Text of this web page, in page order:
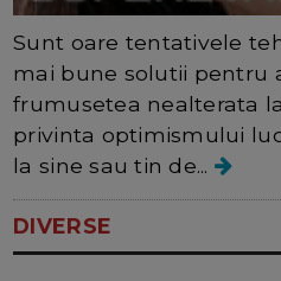
Sunt oare tentativele
mai bune solutii pentru
frumusetea nealterata
privinta optimismului
la sine sau tin de...
DIVERSE